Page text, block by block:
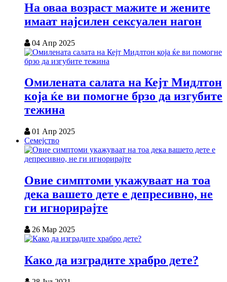
На оваа возраст мажите и жените
имаат најсилен сексуален нагон
04 Апр 2025
Омилената салата на Кејт Мидлтон
која ќе ви помогне брзо да изгубите
тежина
01 Апр 2025
Семејство
Овие симптоми укажуваат на тоа
дека вашето дете е депресивно, не
ги игнорирајте
26 Мар 2025
Како да изградите храбро дете?